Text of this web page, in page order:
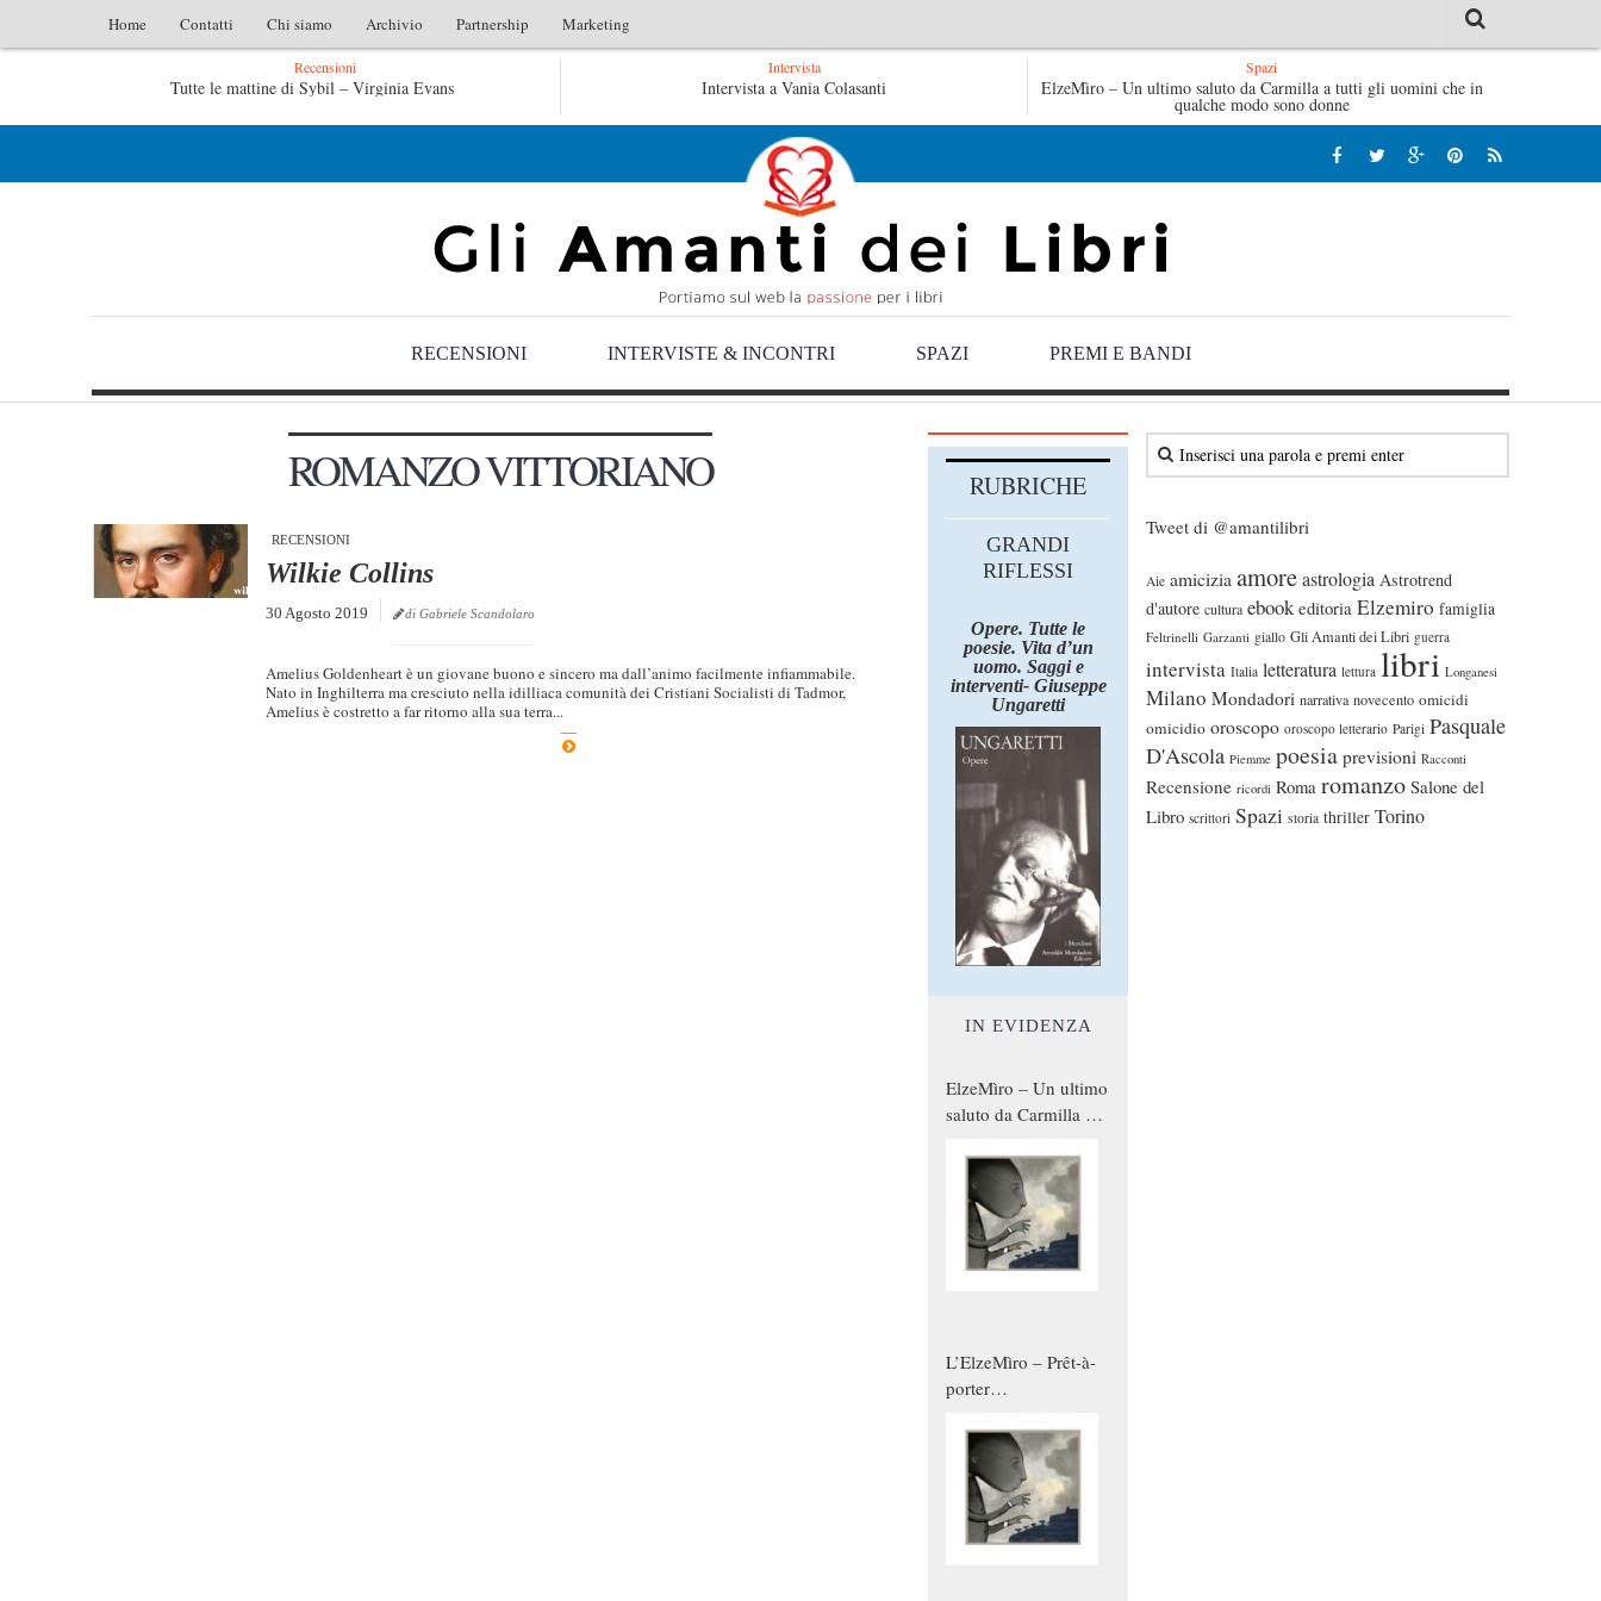
Home Contatti Chi siamo Archivio Partnership Marketing
Recensioni
di Sybil – Virginia Evans L’idraulico non verrà – Fruttero & Lucentini Le anime salve di Fabrizio De André – Jan Gaggetta Tutte le mattine di Sybil – Virginia Evans
Le anime salve di Fabrizio De André – Jan Gaggetta
Intervista
Intervista a Vania Colasanti
Spazi
ElzeMìro – Un ultimo saluto da Carmilla a tutti gli uomini che in
qualche modo sono donne
RECENSIONI INTERVISTE & INCONTRI SPAZI PREMI E BANDI
ROMANZO VITTORIANO
RECENSIONI
Wilkie Collins
30 Agosto 2019 di Gabriele Scandolaro
Amelius Goldenheart è un giovane buono e sincero ma dall’animo facilmente infiammabile.
Nato in Inghilterra ma cresciuto nella idilliaca comunità dei Cristiani Socialisti di Tadmor,
Amelius è costretto a far ritorno alla sua terra...
Tweet di @amantilibri
Aie amicizia amoreastrologia Astrotrend
d'autore cultura ebook editoria Elzemiro famiglia
Feltrinelli Garzanti giallo Gli Amanti dei Libri guerra
intervista Italia letteratura lettura libri Longanesi
Milano Mondadori narrativa novecento omicidi
omicidio oroscopo oroscopo letterario Parigi Pasquale
D'Ascola Piemme poesia previsioni Racconti
Recensione ricordi Roma romanzo Salone del
Libro scrittori Spazi storia thriller Torino
RUBRICHE
GRANDI
RIFLESSI
Opere. Tutte le
poesie. Vita d’un
uomo. Saggi e
interventi- Giuseppe
Ungaretti
IN EVIDENZA
ElzeMìro – Un ultimo
saluto da Carmilla a
qualche modo sono
donne
L’ElzeMìro – Prêt-à-
porter